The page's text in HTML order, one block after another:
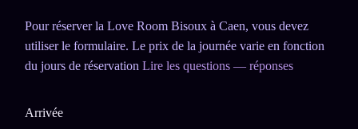
Pour réserver la Love Room Bisoux à Caen, vous devez
utiliser le formulaire. Le prix de la journée varie en fonction
du jours de réservation Lire les questions — réponses
Arrivée